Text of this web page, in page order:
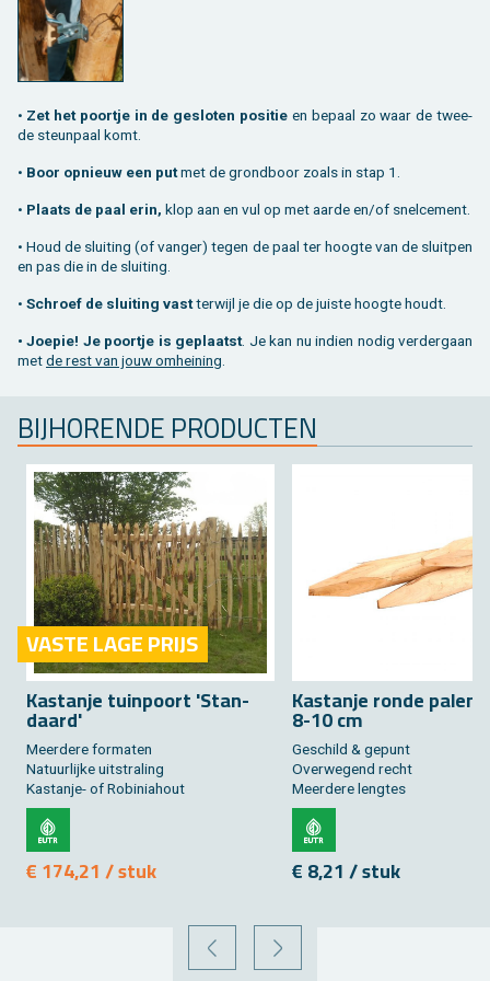
• Zet het poort­je in de ge­slo­ten po­si­tie en be­paal zo waar de twee­
de steun­paal komt.
• Boor op­nieuw een putmet de grond­boor zoals in stap 1.
• Plaats de paal erin, klop aan en vul op met aarde en/of snel­ce­ment.
• Houd de slui­ting (of van­ger) tegen de paal ter hoog­te van de sluit­pen
en pas die in de slui­ting.
• Schroef de slui­ting vastter­wijl je die op de juis­te hoog­te houdt.
• Joe­pie! Je poort­je is ge­plaatst. Je kan nu in­dien nodig ver­der­gaan
metde rest van jouw om­hei­ning
BIJ­HO­REN­DE PRO­DUC­TEN
VASTE LAGE PRIJS
Kas­tan­je tuin­poort 'Stan­
daard'
Meer­de­re for­ma­ten
Na­tuur­lij­ke uit­stra­ling
Kas­tan­je- of Ro­bi­nia­hout
€ 174,21 / stuk
Kas­tan­je ronde palen
8-10 cm
Ge­schild & ge­punt
Over­we­gend recht
Meer­de­re leng­tes
€ 8,21 / stuk